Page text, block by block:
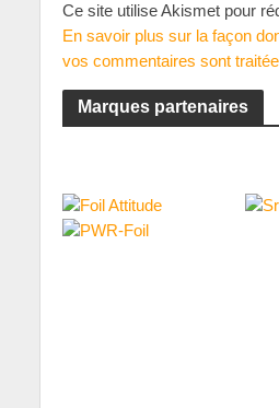
Ce site utilise Akismet pour
En savoir plus sur la façon
vos commentaires sont
Marques partenaires